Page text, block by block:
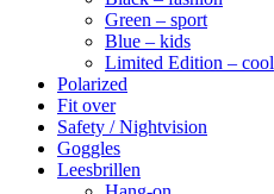
Green – sport
Blue – kids
Limited Edition – cool
Polarized
Fit over
Safety / Nightvision
Goggles
Leesbrillen